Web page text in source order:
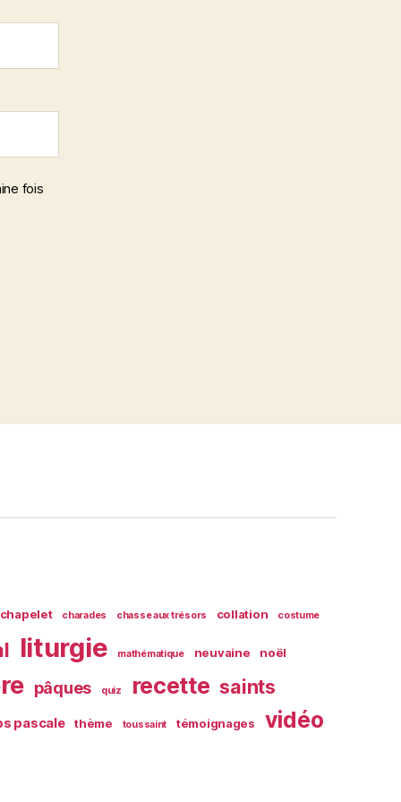
fois
chapelet charades chasse aux trésors collation costume
liturgie mathématique neuvaine noël
pâques quiz recette saints
pascale thème toussaint témoignages vidéo